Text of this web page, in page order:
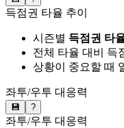
득점권 타율 추이
시즌별 득점권 타
전체 타율 대비 득
상황이 중요할 때
좌투/우투 대응력
💾 ?
좌투/우투 대응력